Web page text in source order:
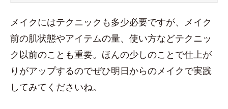
メイクにはテクニックも多少必要ですが、メイク
前の肌状態やアイテムの量、使い方などテクニッ
ク以前のことも重要。ほんの少しのことで仕上が
りがアップするのでぜひ明日からのメイクで実践
してみてくださいね。